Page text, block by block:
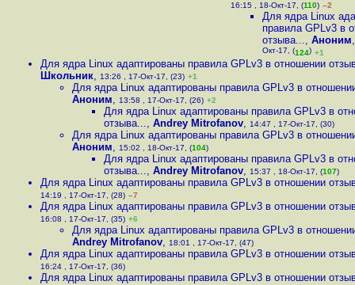
16:15 , 18-Окт-17, (110) –2
Для ядра Linux
правила GPLv3 в
отзыва..., Аноним
Окт-17, (124) +1
Для ядра Linux адаптированы правила GPLv3 в отношении
Школьник, 13:26 , 17-Окт-17, (23) +1
Для ядра Linux адаптированы правила GPLv3 в
Аноним, 13:58 , 17-Окт-17, (26) +2
Для ядра Linux адаптированы правила GPLv3 в
отзыва..., Andrey Mitrofanov, 14:47 , 17-Окт-17, (30)
Для ядра Linux адаптированы правила GPLv3 в
Аноним, 15:02 , 18-Окт-17, (104)
Для ядра Linux адаптированы правила GPLv3 в
отзыва..., Andrey Mitrofanov, 15:37 , 18-Окт-17, (107)
Для ядра Linux адаптированы правила GPLv3 в отношении
14:19 , 17-Окт-17, (28) –7
Для ядра Linux адаптированы правила GPLv3 в отношении
16:08 , 17-Окт-17, (35) +6
Для ядра Linux адаптированы правила GPLv3 в
Andrey Mitrofanov, 18:01 , 17-Окт-17, (47)
Для ядра Linux адаптированы правила GPLv3 в отношении
16:24 , 17-Окт-17, (36)
Для ядра Linux адаптированы правила GPLv3 в отношении